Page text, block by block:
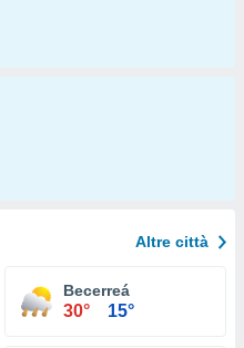
Altre città
Becerreá
30° 15°